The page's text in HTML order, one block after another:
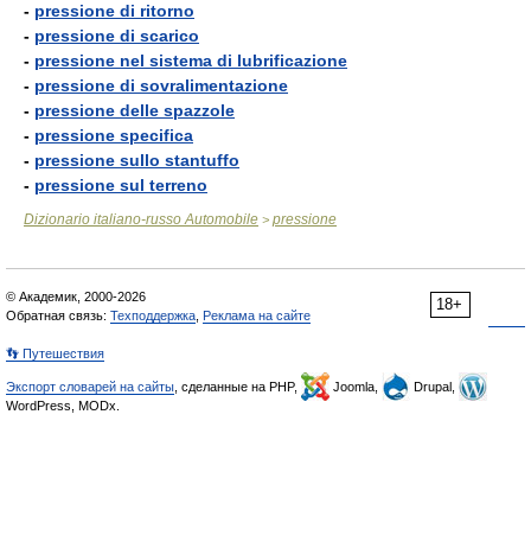
- pressione di ritorno
- pressione di scarico
- pressione nel sistema di lubrificazione
- pressione di sovralimentazione
- pressione delle spazzole
- pressione specifica
- pressione sullo stantuffo
- pressione sul terreno
Dizionario italiano-russo Automobile > pressione
18+
© Академик, 2000-2026
Обратная связь: Техподдержка Реклама на сайте
👣 Путешествия
Экспорт словарей на сайты , сделанные на PHP, Joomla,
Drupal,
WordPress, MODx.